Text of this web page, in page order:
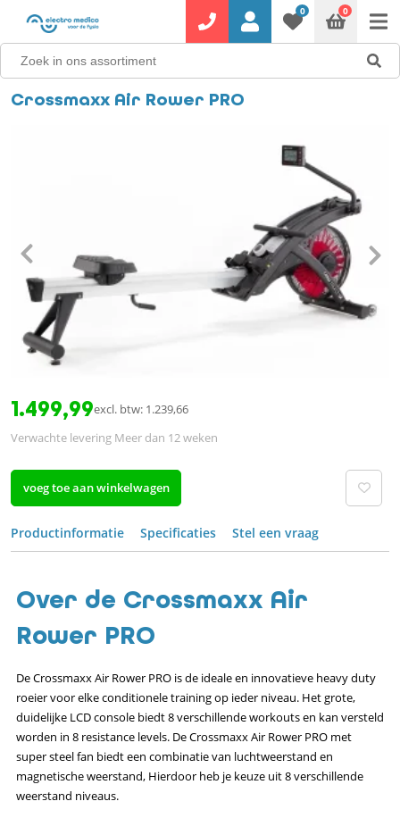
0 0
Crossmaxx Air Rower PRO
1.499,99excl. btw: 1.239,66
Verwachte levering Meer dan 12 weken
voeg toe aan winkelwagen
Productinformatie Specificaties Stel een vraag
Over de Crossmaxx Air
Rower PRO
De Crossmaxx Air Rower PRO is de ideale en innovatieve heavy duty
roeier voor elke conditionele training op ieder niveau. Het grote,
duidelijke LCD console biedt 8 verschillende workouts en kan versteld
worden in 8 resistance levels. De Crossmaxx Air Rower PRO met
super steel fan biedt een combinatie van luchtweerstand en
magnetische weerstand, Hierdoor heb je keuze uit 8 verschillende
weerstand niveaus.